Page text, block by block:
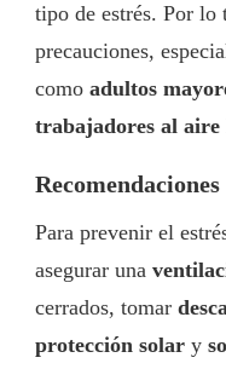
tipo de estrés. Por lo
precauciones,
como adultos
trabajadores al
Recomendaciones
Para prevenir el
asegurar una
cerrados, tomar
protección solar y